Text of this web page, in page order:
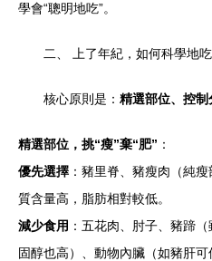
學會“聰明地吃”。
二、 上了年紀，如何科學地吃
核心原則是： 精選部位、控
精選部位，挑“瘦”棄“肥” ：
優先選擇 ：豬里脊、豬瘦肉（純
質含量高，脂肪相對較低。
減少食用 ：五花肉、肘子、豬蹄
固醇也高）、動物內臟（如豬肝